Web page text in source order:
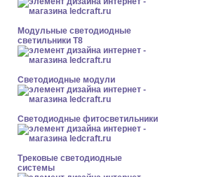
Модульные светодиодные
светильники Т8
Светодиодные модули
Светодиодные фитосветильники
Трековые светодиодные
системы